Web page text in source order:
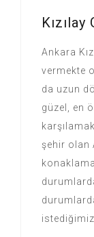
Ankara
vermekte
da uzun
güzel, en
şehir olan
istediğimiz